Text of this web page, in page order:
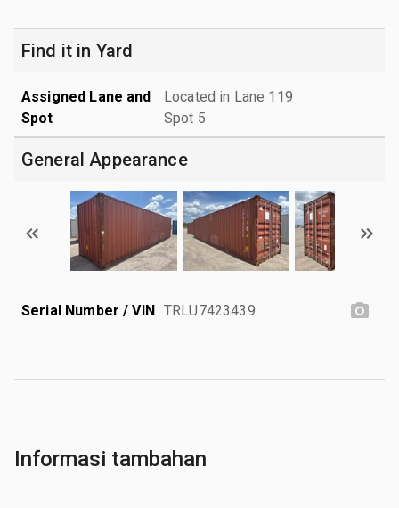
Find it in Yard
Assigned Lane and
Spot
Located in Lane 119
Spot 5
General Appearance
Serial Number / VIN TRLU7423439
Informasi tambahan